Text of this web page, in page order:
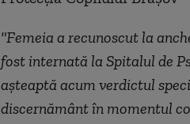
"Femeia a recunoscut la
fost internată la Spitalul de
aşteaptă acum verdictul
discernământ în momentul